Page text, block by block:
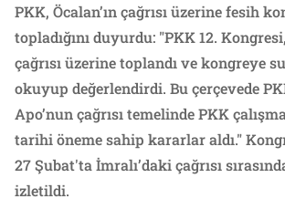
PKK, Öcalan’ın çağrısı üzerine fesih
topladığını duyurdu: "PKK 12.
çağrısı üzerine toplandı ve kongreye
okuyup değerlendirdi. Bu çerçevede
Apo’nun çağrısı temelinde PKK
tarihi öneme sahip kararlar aldı."
27 Şubat'ta İmralı’daki çağrısı
izletildi.